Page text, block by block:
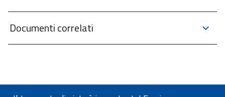
Documenti correlati
La spesa ICT nella PA italiana 2022
Circolare n. 1/2021 su criteri e modalità